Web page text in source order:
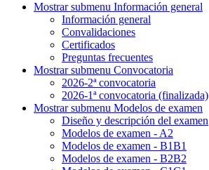
Mostrar submenu Información general
Información general
Convalidaciones
Certificados
Preguntas frecuentes
Mostrar submenu Convocatoria
2026-2ª convocatoria
2026-1ª convocatoria (finalizada)
Mostrar submenu Modelos de examen
Diseño y descripción del examen
Modelos de examen - A2
Modelos de examen - B1B1
Modelos de examen - B2B2